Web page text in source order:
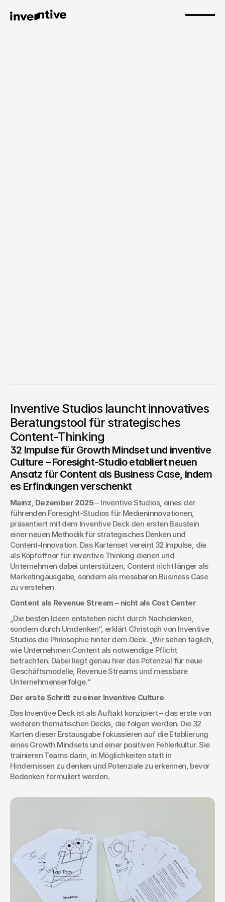
The Inventive Deck
Inventive Studios launcht innovatives Beratungstool für
strategisches Content-Thinking
Christoph Köhler
Inventive Studios launcht innovatives
Beratungstool für strategisches
Content-Thinking
32 Impulse für Growth Mindset und inventive
Culture – Foresight-Studio etabliert neuen
Ansatz für Content als Business Case, indem
es Erfindungen verschenkt
Mainz, Dezember 2025 – Inventive Studios, eines der
führenden Foresight-Studios für Medieninnovationen,
präsentiert mit dem Inventive Deck den ersten Baustein
einer neuen Methodik für strategisches Denken und
Content-Innovation. Das Kartenset vereint 32 Impulse, die
als Kopföffner für inventive Thinking dienen und
Unternehmen dabei unterstützen, Content nicht länger als
Marketingausgabe, sondern als messbaren Business Case
zu verstehen.
Content als Revenue Stream – nicht als Cost Center
„Die besten Ideen entstehen nicht durch Nachdenken,
sondern durch Umdenken“, erklärt Christoph von Inventive
Studios die Philosophie hinter dem Deck. „Wir sehen täglich,
wie Unternehmen Content als notwendige Pflicht
betrachten. Dabei liegt genau hier das Potenzial für neue
Geschäftsmodelle, Revenue Streams und messbare
Unternehmenserfolge.“
Der erste Schritt zu einer Inventive Culture
Das Inventive Deck ist als Auftakt konzipiert – das erste von
weiteren thematischen Decks, die folgen werden. Die 32
Karten dieser Erstausgabe fokussieren auf die Etablierung
eines Growth Mindsets und einer positiven Fehlerkultur. Sie
trainieren Teams darin, in Möglichkeiten statt in
Hindernissen zu denken und Potenziale zu erkennen, bevor
Bedenken formuliert werden.